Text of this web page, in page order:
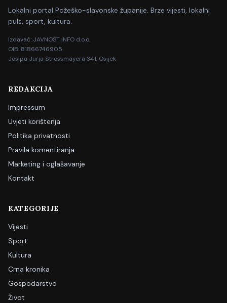
Lokalni portal Požeško-slavonske županije. Brze vijesti, lokalni
puls, sport, kultura.
Izdavač: JAVNOST INFO d.o.o.
OIB: 81866746905
Josipa Jurja Strossmayera 341, Osijek
REDAKCIJA
Impressum
Uvjeti korištenja
Politika privatnosti
Pravila komentiranja
Marketing i oglašavanje
Kontakt
KATEGORIJE
Vijesti
Sport
Kultura
Crna kronika
Gospodarstvo
Život